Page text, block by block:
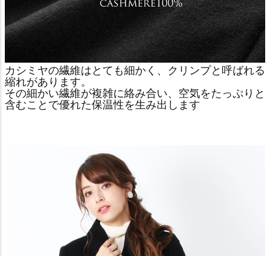
カシミヤの繊維はとても細かく、クリンプと呼ばれる
縮れがあります。
その細かい繊維が複雑に絡み合い、空気をたっぷりと
含むことで優れた保温性を生み出します